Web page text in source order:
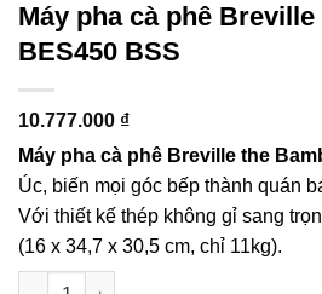
Máy pha cà phê
BES450 BSS
10.777.000 ₫
Máy pha cà phê Breville the
Úc, biến mọi góc bếp thành quán
Với thiết kế thép không gỉ sang
(16 x 34,7 x 30,5 cm, chỉ 11kg).
Máy pha cà phê Breville the